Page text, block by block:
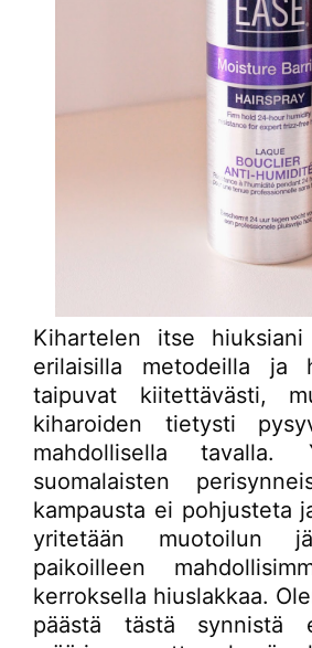
Kihartelen itse
erilaisilla metodeilla ja
taipuvat kiitettävästi,
kiharoiden tietysti
mahdollisella tavalla.
suomalaisten
kampausta ei pohjusteta
yritetään muotoilun
paikoilleen
kerroksella hiuslakkaa.
päästä tästä synnistä